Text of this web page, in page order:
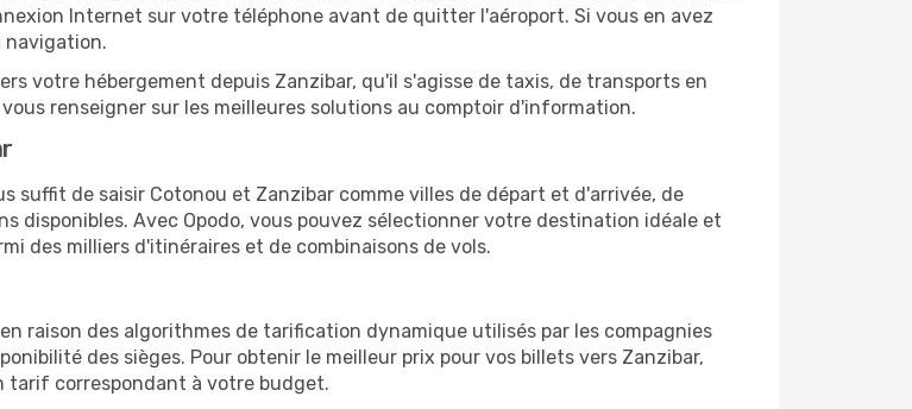
Internet sur votre téléphone avant de quitter l'aéroport. Si vous en avez
navigation.
votre hébergement depuis Zanzibar, qu'il s'agisse de taxis, de transports en
renseigner sur les meilleures solutions au comptoir d'information.
suffit de saisir Cotonou et Zanzibar comme villes de départ et d'arrivée, de
disponibles. Avec Opodo, vous pouvez sélectionner votre destination idéale et
des milliers d'itinéraires et de combinaisons de vols.
raison des algorithmes de tarification dynamique utilisés par les compagnies
des sièges. Pour obtenir le meilleur prix pour vos billets vers Zanzibar,
tarif correspondant à votre budget.